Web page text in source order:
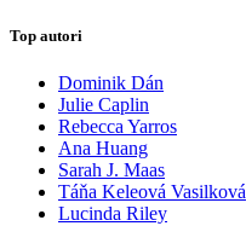
Top autori
Dominik Dán
Julie Caplin
Rebecca Yarros
Ana Huang
Sarah J. Maas
Táňa Keleová Vasilková
Lucinda Riley